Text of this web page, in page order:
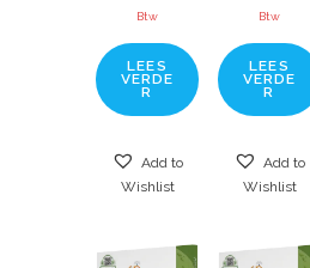
Btw
LEES
VERDE
R
Add to
Wishlist
Btw
LEES
VERDE
R
Add to
Wishlist